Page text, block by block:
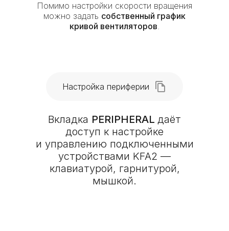
Помимо настройки скорости вращения
можно задать собственный график
кривой вентиляторов.
Настройка периферии
Вкладка PERIPHERAL даёт
доступ к настройке
и управлению подключенными
устройствами KFA2 —
клавиатурой, гарнитурой,
мышкой.